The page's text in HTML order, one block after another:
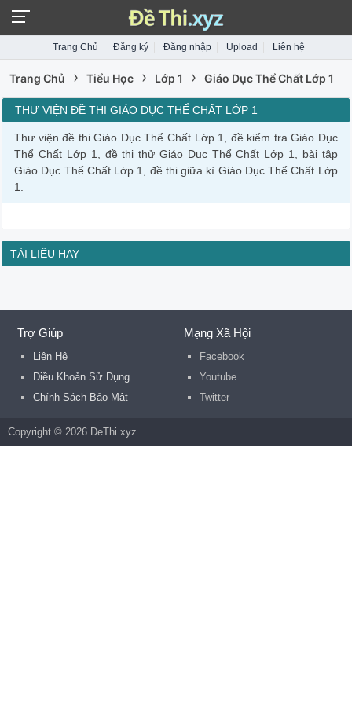
Trang Chủ Đăng ký Đăng nhập Upload Liên hệ
Trang Chủ › Tiểu Học › Lớp 1 › Giáo Dục Thể Chất Lớp 1
THƯ VIỆN ĐỀ THI GIÁO DỤC THỂ CHẤT LỚP 1
Thư viện đề thi Giáo Dục Thể Chất Lớp 1, đề kiểm tra Giáo Dục
Thể Chất Lớp 1, đề thi thử Giáo Dục Thể Chất Lớp 1, bài tập
Giáo Dục Thể Chất Lớp 1, đề thi giữa kì Giáo Dục Thể Chất Lớp
1.
TÀI LIỆU HAY
Trợ Giúp
Liên Hệ
Điều Khoản Sử Dụng
Chính Sách Bảo Mật
Mạng Xã Hội
Facebook
Youtube
Twitter
Copyright © 2026 DeThi.xyz